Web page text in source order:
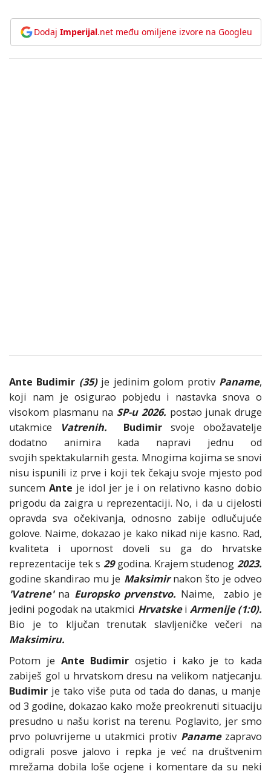
Dodaj Imperijal.net među omiljene izvore na Googleu
Ante Budimir (35)je jedinim golom protiv Paname,
koji nam je osigurao pobjedu i nastavka snova o
visokom plasmanu na SP-u 2026. postao junak druge
utakmice
Vatrenih. Budimirsvoje obožavatelje
dodatno animira kada napravi jednu od
svojih spektakularnih gesta. Mnogima kojima se snovi
nisu ispunili iz prve i koji tek čekaju svoje mjesto pod
suncem Ante je idol jer je i on relativno kasno dobio
prigodu da zaigra u reprezentaciji. No, i da u cijelosti
opravda sva očekivanja, odnosno zabije odlučujuće
golove. Naime, dokazao je kako nikad nije kasno. Rad,
kvaliteta i upornost doveli su ga do hrvatske
reprezentacije tek s29godina. Krajem studenog2023.
godine skandirao mu je Maksimirnakon što je odveo
'Vatrene'na Europsko prvenstvo. Naime, zabio je
jedini pogodak na utakmici Hrvatskei Armenije(1:0).
Bio je to ključan trenutak slavljeničke večeri na
Maksimiru.
Potom je Ante Budimirosjetio i kako je to kada
zabiješ gol u hrvatskom dresu na velikom natjecanju.
Budimir je tako više puta od tada do danas, u manje
od 3 godine, dokazao kako može preokrenuti situaciju
presudno u našu korist na terenu. Poglavito, jer smo
prvo poluvrijeme u utakmici protiv Paname zapravo
odigrali posve jalovo i repka je već na društvenim
mrežama dobila loše ocjene i komentare da su neki